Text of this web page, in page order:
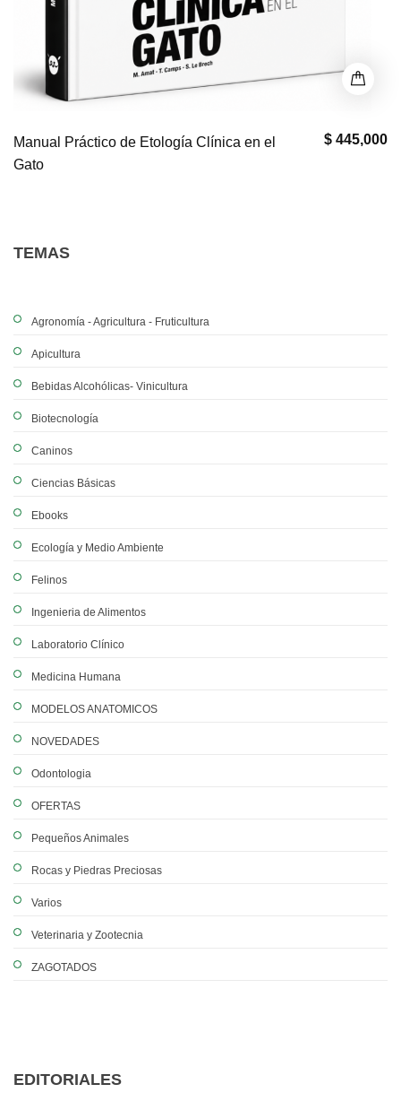
TEMAS
Agronomía - Agricultura - Fruticultura
Apicultura
Bebidas Alcohólicas- Vinicultura
Biotecnología
Caninos
Ciencias Básicas
Ebooks
Ecología y Medio Ambiente
Felinos
Ingenieria de Alimentos
Laboratorio Clínico
Medicina Humana
MODELOS ANATOMICOS
NOVEDADES
Odontologia
OFERTAS
Pequeños Animales
Rocas y Piedras Preciosas
Varios
Veterinaria y Zootecnia
ZAGOTADOS
EDITORIALES
$ 445,000
Manual Práctico de Etología Clínica en el
Gato